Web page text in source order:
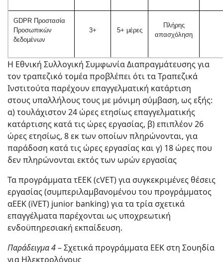
GDPR Προστασία
Προσωπικών
δεδομένων
3+ 5+ μέρες
Πλήρης
απασχόληση
Η Εθνική Συλλογική Συμφωνία Διαπραγμάτευσης για
τον τραπεζικό τομέα προβλέπει ότι τα Τραπεζικά
Ινστιτούτα παρέχουν επαγγελματική κατάρτιση
στους υπαλλήλους τους με μόνιμη σύμβαση, ως εξής:
α) τουλάχιστον 24 ώρες ετησίως επαγγελματικής
κατάρτισης κατά τις ώρες εργασίας, β) επιπλέον 26
ώρες ετησίως, 8 εκ των οποίων πληρώνονται, για
παράδοση κατά τις ώρες εργασίας και γ) 18 ώρες που
δεν πληρώνονται εκτός των ωρών εργασίας
Τα προγράμματα τΕΕΚ (cVET) για συγκεκριμένες θέσεις
εργασίας (συμπεριλαμβανομένου του προγράμματος
αΕΕΚ (iVET) junior banking) για τα τρία σχετικά
επαγγέλματα παρέχονται ως υποχρεωτική
ενδοϋπηρεσιακή εκπαίδευση.
Παράδειγμα 4– Σχετικά προγράμματα ΕΕΚ στη Σουηδία
για Ηλεκτρολόγους